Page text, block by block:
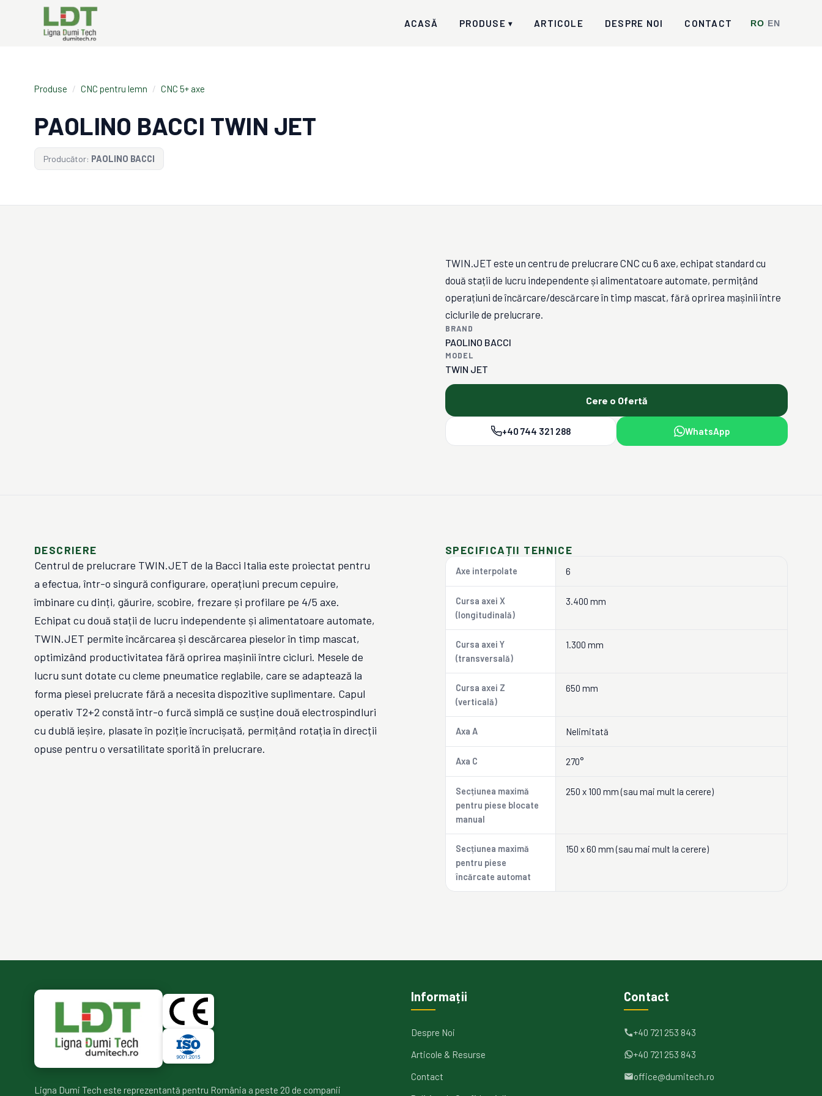
ACASĂ PRODUSE ▾ ARTICOLE DESPRE NOI CONTACT RO EN
Produse / CNC pentru lemn / CNC 5+ axe
PAOLINO BACCI TWIN JET
Producător: PAOLINO BACCI
TWIN.JET este un centru de prelucrare CNC cu 6 axe, echipat standard cu
două stații de lucru independente și alimentatoare automate, permițând
operațiuni de încărcare/descărcare în timp mascat, fără oprirea mașinii între
ciclurile de prelucrare.
BRAND
PAOLINO BACCI
MODEL
TWIN JET
Cere o Ofertă
+40 744 321 288 WhatsApp
DESCRIERE
Centrul de prelucrare TWIN.JET de la Bacci Italia este proiectat pentru
a efectua, într-o singură configurare, operațiuni precum cepuire,
îmbinare cu dinți, găurire, scobire, frezare și profilare pe 4/5 axe.
Echipat cu două stații de lucru independente și alimentatoare automate,
TWIN.JET permite încărcarea și descărcarea pieselor în timp mascat,
optimizând productivitatea fără oprirea mașinii între cicluri. Mesele de
lucru sunt dotate cu cleme pneumatice reglabile, care se adaptează la
forma piesei prelucrate fără a necesita dispozitive suplimentare. Capul
operativ T2+2 constă într-o furcă simplă ce susține două electrospindluri
cu dublă ieșire, plasate în poziție încrucișată, permițând rotația în direcții
opuse pentru o versatilitate sporită în prelucrare.
SPECIFICAȚII TEHNICE
Axe interpolate 6
Cursa axei X
(longitudinală)
3.400 mm
Cursa axei Y
(transversală)
1.300 mm
Cursa axei Z
(verticală)
650 mm
Axa A Nelimitată
Axa C 270°
Secțiunea maximă
pentru piese blocate
manual
250 x 100 mm (sau mai mult la cerere)
Secțiunea maximă
pentru piese
încărcate automat
150 x 60 mm (sau mai mult la cerere)
Ligna Dumi Tech este reprezentantă pentru România a peste 20 de companii
Informații
Despre Noi
Articole & Resurse
Contact
Contact
+40 721 253 843
+40 721 253 843
office@dumitech.ro